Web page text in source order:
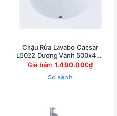
Chậu Rửa Lavabo Caesar
L5022 Dương Vành 500x420
mm
Giá bán: 1.490.000₫
So sánh